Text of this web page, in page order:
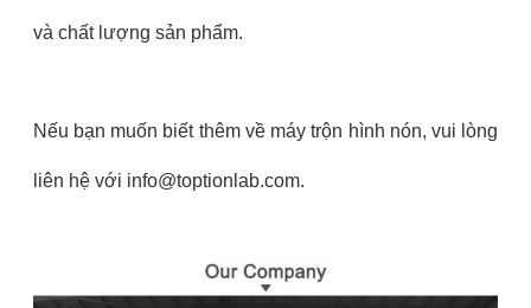
và chất lượng sản phẩm.
Nếu bạn muốn biết thêm về máy trộn hình nón, vui lòng
liên hệ với info@toptionlab.com.